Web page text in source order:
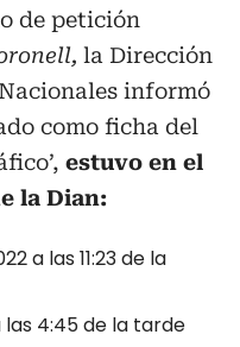
de petición
la Dirección
informó
como ficha del
estuvo en el
la Dian:
a las 11:23 de la
las 4:45 de la tarde